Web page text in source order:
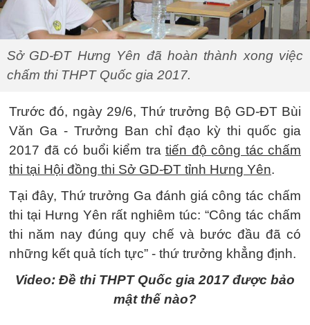
Sở GD-ĐT Hưng Yên đã hoàn thành xong việc
chấm thi THPT Quốc gia 2017.
Trước đó, ngày 29/6, Thứ trưởng Bộ GD-ĐT Bùi
Văn Ga - Trưởng Ban chỉ đạo kỳ thi quốc gia
2017 đã có buổi kiểm tra tiến độ công tác chấm
thi tại Hội đồng thi Sở GD-ĐT tỉnh Hưng Yên.
Tại đây, Thứ trưởng Ga đánh giá công tác chấm
thi tại Hưng Yên rất nghiêm túc: “Công tác chấm
thi năm nay đúng quy chế và bước đầu đã có
những kết quả tích tực” - thứ trưởng khẳng định.
Video: Đề thi THPT Quốc gia 2017 được bảo
mật thế nào?